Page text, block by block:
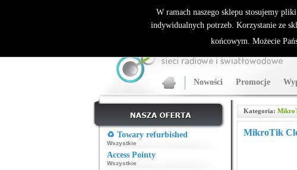
ALLNET.PL Sieci bezprzewodowe - generalny dystrybutor
Nowości Promocje
♻️ Towary refurbished
Wszystkie
Access Pointy
Wszystkie
Kategoria:
MikroTik
W ramach naszego sklepu stosujemy
indywidualnych potrzeb. Korzystanie ze
końcowym. Możecie